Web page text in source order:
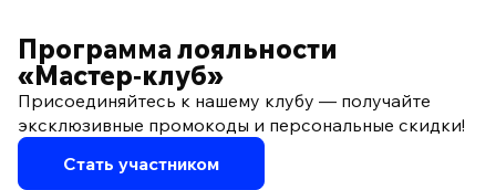
Программа лояльности
«Мастер‑клуб»
Присоединяйтесь к нашему клубу — получайте
эксклюзивные промокоды и персональные скидки!
Стать участником